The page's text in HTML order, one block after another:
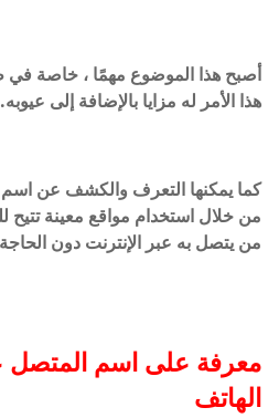
أصبح هذا الموضوع مهمًا ، خاصة في
هذا الأمر له مزايا بالإضافة إلى عيوبه.
كما يمكنها التعرف والكشف عن
من خلال استخدام مواقع معينة
من يتصل به عبر الإنترنت دون
معرفة على اسم
الهاتف